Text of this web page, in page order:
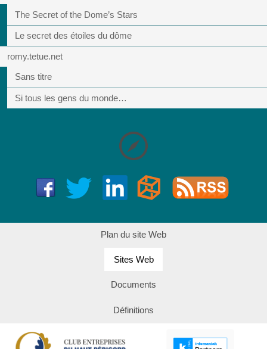
The Secret of the Dome’s Stars
Le secret des étoiles du dôme
romy.tetue.net
Sans titre
Si tous les gens du monde…
Plan du site Web
Sites Web
Documents
Définitions